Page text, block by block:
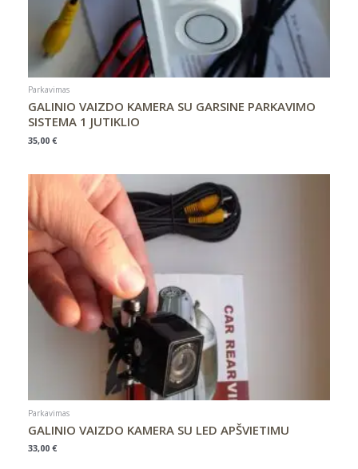
Parkavimas
GALINIO VAIZDO KAMERA SU GARSINE PARKAVIMO
SISTEMA 1 JUTIKLIO
35,00 €
Parkavimas
GALINIO VAIZDO KAMERA SU LED APŠVIETIMU
33,00 €